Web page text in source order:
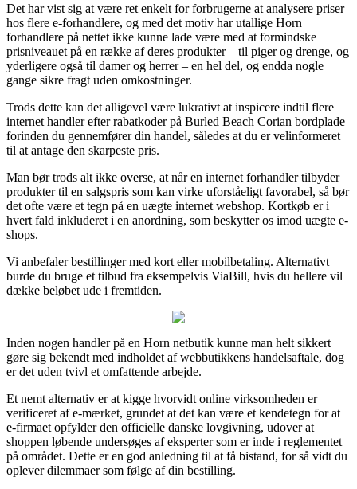
Det har vist sig at være ret enkelt for forbrugerne at analysere priser
hos flere e-forhandlere, og med det motiv har utallige Horn
forhandlere på nettet ikke kunne lade være med at formindske
prisniveauet på en række af deres produkter – til piger og drenge, og
yderligere også til damer og herrer – en hel del, og endda nogle
gange sikre fragt uden omkostninger.
Trods dette kan det alligevel være lukrativt at inspicere indtil flere
internet handler efter rabatkoder på Burled Beach Corian bordplade
forinden du gennemfører din handel, således at du er velinformeret
til at antage den skarpeste pris.
Man bør trods alt ikke overse, at når en internet forhandler tilbyder
produkter til en salgspris som kan virke uforståeligt favorabel, så bør
det ofte være et tegn på en uægte internet webshop. Kortkøb er i
hvert fald inkluderet i en anordning, som beskytter os imod uægte e-
shops.
Vi anbefaler bestillinger med kort eller mobilbetaling. Alternativt
burde du bruge et tilbud fra eksempelvis ViaBill, hvis du hellere vil
dække beløbet ude i fremtiden.
Inden nogen handler på en Horn netbutik kunne man helt sikkert
gøre sig bekendt med indholdet af webbutikkens handelsaftale, dog
er det uden tvivl et omfattende arbejde.
Et nemt alternativ er at kigge hvorvidt online virksomheden er
verificeret af e-mærket, grundet at det kan være et kendetegn for at
e-firmaet opfylder den officielle danske lovgivning, udover at
shoppen løbende undersøges af eksperter som er inde i reglementet
på området. Dette er en god anledning til at få bistand, for så vidt du
oplever dilemmaer som følge af din bestilling.